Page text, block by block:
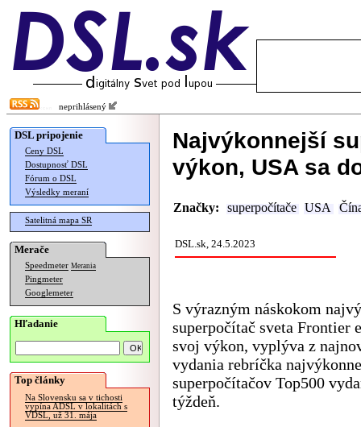
neprihlásený
DSL pripojenie
Ceny DSL
Dostupnosť DSL
Fórum o DSL
Výsledky meraní
Satelitná mapa SR
Merače
Speedmeter Merania
Pingmeter
Googlemeter
Hľadanie
Top články
Na Slovensku sa v tichosti
vypína ADSL v lokalitách s
VDSL, už 31. mája
Najvýkonnejší
výkon, USA sa
Značky: superpočítače USA
DSL.sk, 24.5.2023
S výrazným náskokom
superpočítač sveta Frontier
svoj výkon, vyplýva z
vydania rebríčka
superpočítačov Top500
týždeň.